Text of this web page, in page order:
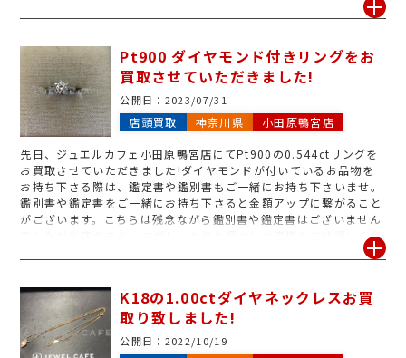
クやブルーなどのカラーダイヤモンドも流行していますが、基本的
何年も使っていないし、売れるものなら売ってみたいと思っていた
り、売り方がわからずケースにしまい込んでいるダイヤモンドジュ
エリーはございませんか?条件の良い売り方や売り時がいつなの
か、気になりますよね。サイズが小さい、デザインが古い等でも
OK!傷や汚れがあり宝石がくすんでいる物、グレードが低いもので
もOK!! まずは一度ご相談下さい!無料査定・無料駐車場完備のジュ
エルカフェ小田原鴨宮店にてお待ちしております。
Pt900 ダイヤモンド付きリングをお
買取させていただきました!
公開日： 2023/07/31
店頭買取 神奈川県 小田原鴨宮店
先日、ジュエルカフェ小田原鴨宮店にてPt900の0.544ctリングを
お買取させていただきました!ダイヤモンドが付いているお品物を
お持ち下さる際は、鑑定書や鑑別書もご一緒にお持ち下さいませ。
鑑別書や鑑定書をご一緒にお持ち下さると金額アップに繋がること
がございます。こちらは残念ながら鑑別書や鑑定書はございません
でしたが当店のスタッフがしっかりお調べしお客様もご納得いく金
額でお買取することができました。ジュエルカフェ小田原鴨宮店で
モンドはジュエルカフェ小田原鴨宮店にお任せ下さいませ!何か気に
なるお品物がございましたらぜひお持ち下さいませ! この度はジュ
エルカフェ小田原鴨宮店にPt900 0.544ctリングをお売り下さり誠
にありがとうございます。断捨離とのことでお持ち下さいました。
買取価格相場は1/10から1/30と言われていますがお客様にご納得
K18の1.00ctダイヤネックレスお買
取り致しました!
公開日： 2022/10/19